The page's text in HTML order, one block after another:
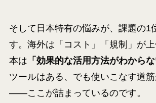
そして日本特有の悩みが、課題の1
す。海外は「コスト」「規制」が
本は 「効果的な活用方法がわからな
ツールはある、でも使いこなす道
——ここが詰まっているのです。